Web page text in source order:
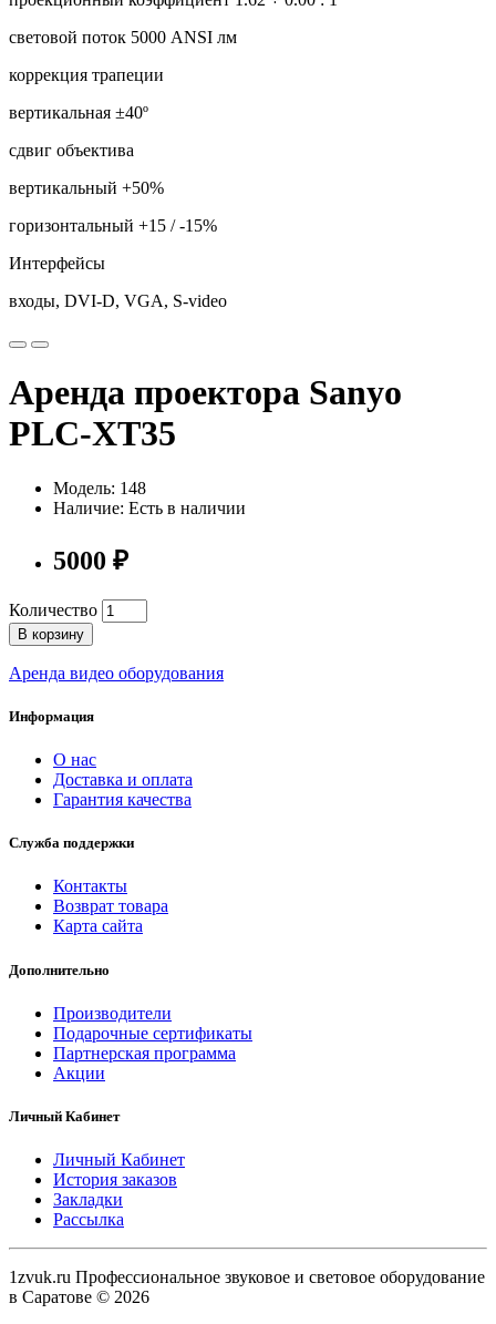
световой поток 5000 ANSI лм
коррекция трапеции
вертикальная ±40º
сдвиг объектива
вертикальный +50%
горизонтальный +15 / -15%
Интерфейсы
входы, DVI-D, VGA, S-video
Аренда проектора Sanyo
PLC-XT35
Модель: 148
Наличие: Есть в наличии
5000 ₽
Количество
В корзину
Аренда видео оборудования
Информация
О нас
Доставка и оплата
Гарантия качества
Служба поддержки
Контакты
Возврат товара
Карта сайта
Дополнительно
Производители
Подарочные сертификаты
Партнерская программа
Акции
Личный Кабинет
Личный Кабинет
История заказов
Закладки
Рассылка
1zvuk.ru Профессиональное звуковое и световое оборудование
в Саратове © 2026